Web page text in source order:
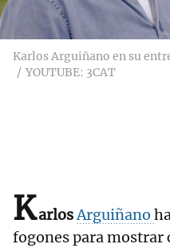
Karlos Arguiñano en su
YOUTUBE: 3CAT
KarlosArguiñano
fogones para mostrar